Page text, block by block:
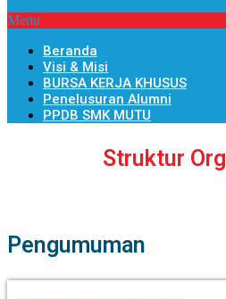
Menu
Beranda
Visi & Misi
BURSA KERJA KHUSUS
Penelusuran Alumni
PPDB SMK MUTU
Struktur
Pengumuman